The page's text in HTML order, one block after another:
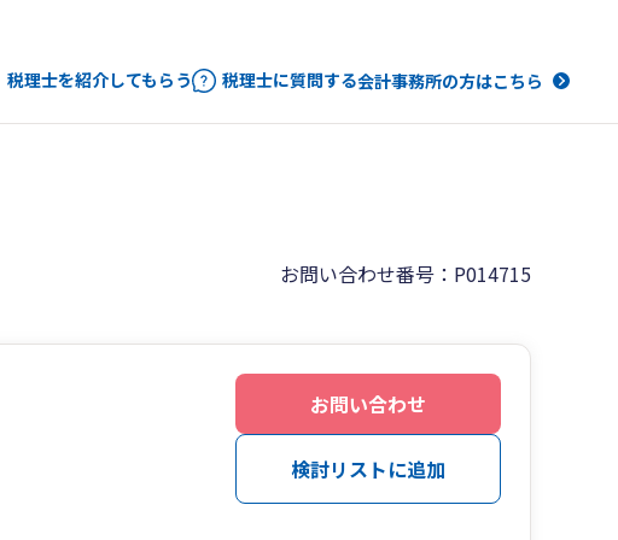
税理士を紹介してもらう 税理士に質問する会計事務所の方はこちら
お問い合わせ番号：P014715
お問い合わせ
検討リストに追加